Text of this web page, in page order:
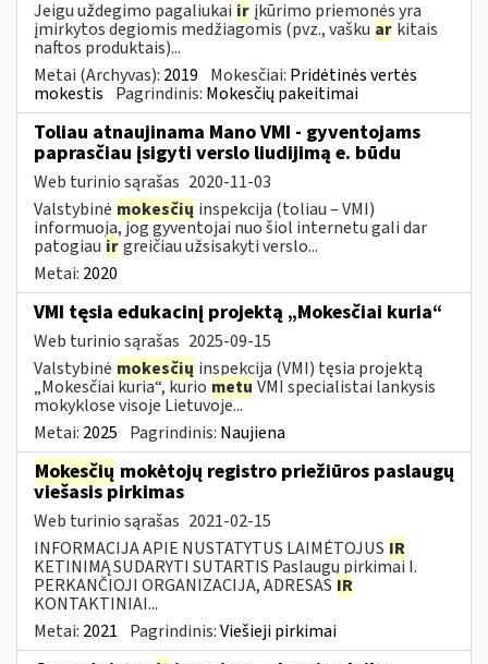
Jeigu uždegimo pagaliukai ir įkūrimo priemonės yra
įmirkytos degiomis medžiagomis (pvz., vašku ar kitais
naftos produktais)...
Metai (Archyvas): 2019 Mokesčiai: Pridėtinės vertės
mokestis Pagrindinis: Mokesčių pakeitimai
Toliau atnaujinama Mano VMI - gyventojams
paprasčiau įsigyti verslo liudijimą e. būdu
Web turinio sąrašas 2020-11-03
Valstybinė mokesčių inspekcija (toliau – VMI)
informuoja, jog gyventojai nuo šiol internetu gali dar
patogiau irgreičiau užsisakyti verslo...
Metai: 2020
VMI tęsia edukacinį projektą „Mokesčiai kuria“
Web turinio sąrašas 2025-09-15
Valstybinė mokesčių inspekcija (VMI) tęsia projektą
„Mokesčiai kuria“, kurio metu VMI specialistai lankysis
mokyklose visoje Lietuvoje...
Metai: 2025 Pagrindinis: Naujiena
Mokesčių mokėtojų registro priežiūros paslaugų
viešasis pirkimas
Web turinio sąrašas 2021-02-15
INFORMACIJA APIE NUSTATYTUS LAIMĖTOJUS IR
KETINIMĄ SUDARYTI SUTARTIS Paslaugų pirkimai I.
PERKANČIOJI ORGANIZACIJA, ADRESAS IR
KONTAKTINIAI...
Metai: 2021 Pagrindinis:Viešieji pirkimai